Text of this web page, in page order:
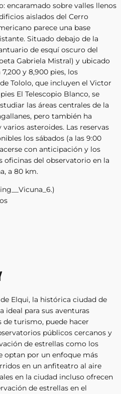
encaramado sobre valles llenos
aislados del Cerro
parece una base
Situado debajo de la
de esquí oscuro del
Gabriela Mistral) y ubicado
y 8,900 pies, los
Tololo, que incluyen el Victor
El Telescopio Blanco, se
las áreas centrales de la
pero también ha
asteroides. Las reservas
los sábados (a las 9:00
con anticipación y los
oficinas del observatorio en la
a 80 km.
Elqui, la histórica ciudad de
ideal para sus aventuras
de turismo, puede hacer
públicos cercanos y
de estrellas como los
optan por un enfoque más
en un anfiteatro al aire
en la ciudad incluso ofrecen
de estrellas en el